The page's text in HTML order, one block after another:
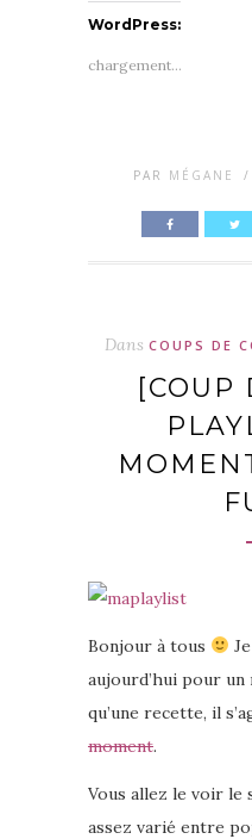
WordPress:
chargement…
PAR MÉGANE /
Dans COUPS DE
Bonjour à tous
aujourd’hui pour
qu’une recette, il
moment.
Vous allez le voir le
assez varié entre